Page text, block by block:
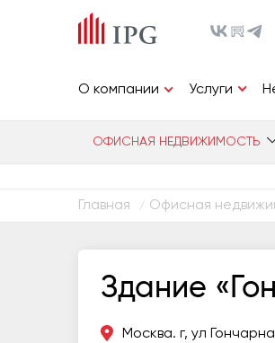
О компании Услуги
ОФИСНАЯ НЕДВИЖИМОСТЬ
Главная / Офисная
Здание
Москва. г, ул